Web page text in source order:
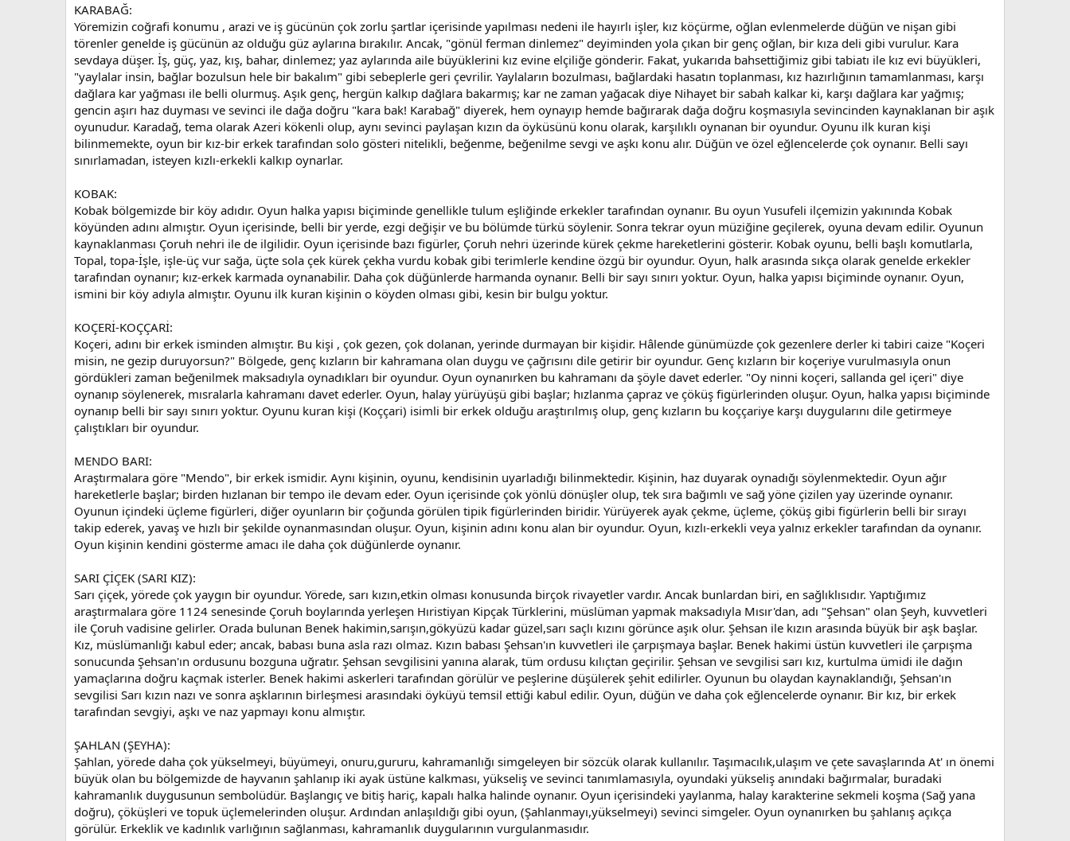
KARABAĞ:
Yöremizin coğrafi konumu , arazi ve iş gücünün çok zorlu şartlar içerisinde yapılması nedeni ile hayırlı işler, kız köçürme, oğlan evlenmelerde düğün ve nişan gibi
törenler genelde iş gücünün az olduğu güz aylarına bırakılır. Ancak, "gönül ferman dinlemez" deyiminden yola çıkan bir genç oğlan, bir kıza deli gibi vurulur. Kara
sevdaya düşer. İş, güç, yaz, kış, bahar, dinlemez; yaz aylarında aile büyüklerini kız evine elçiliğe gönderir. Fakat, yukarıda bahsettiğimiz gibi tabiatı ile kız evi büyükleri,
"yaylalar insin, bağlar bozulsun hele bir bakalım" gibi sebeplerle geri çevrilir. Yaylaların bozulması, bağlardaki hasatın toplanması, kız hazırlığının tamamlanması, karşı
dağlara kar yağması ile belli olurmuş. Aşık genç, hergün kalkıp dağlara bakarmış; kar ne zaman yağacak diye Nihayet bir sabah kalkar ki, karşı dağlara kar yağmış;
gencin aşırı haz duyması ve sevinci ile dağa doğru "kara bak! Karabağ" diyerek, hem oynayıp hemde bağırarak dağa doğru koşmasıyla sevincinden kaynaklanan bir aşık
oyunudur. Karadağ, tema olarak Azeri kökenli olup, aynı sevinci paylaşan kızın da öyküsünü konu olarak, karşılıklı oynanan bir oyundur. Oyunu ilk kuran kişi
bilinmemekte, oyun bir kız-bir erkek tarafından solo gösteri nitelikli, beğenme, beğenilme sevgi ve aşkı konu alır. Düğün ve özel eğlencelerde çok oynanır. Belli sayı
sınırlamadan, isteyen kızlı-erkekli kalkıp oynarlar.
KOBAK:
Kobak bölgemizde bir köy adıdır. Oyun halka yapısı biçiminde genellikle tulum eşliğinde erkekler tarafından oynanır. Bu oyun Yusufeli ilçemizin yakınında Kobak
köyünden adını almıştır. Oyun içerisinde, belli bir yerde, ezgi değişir ve bu bölümde türkü söylenir. Sonra tekrar oyun müziğine geçilerek, oyuna devam edilir. Oyunun
kaynaklanması Çoruh nehri ile de ilgilidir. Oyun içerisinde bazı figürler, Çoruh nehri üzerinde kürek çekme hareketlerini gösterir. Kobak oyunu, belli başlı komutlarla,
Topal, topa-İşle, işle-üç vur sağa, üçte sola çek kürek çekha vurdu kobak gibi terimlerle kendine özgü bir oyundur. Oyun, halk arasında sıkça olarak genelde erkekler
tarafından oynanır; kız-erkek karmada oynanabilir. Daha çok düğünlerde harmanda oynanır. Belli bir sayı sınırı yoktur. Oyun, halka yapısı biçiminde oynanır. Oyun,
ismini bir köy adıyla almıştır. Oyunu ilk kuran kişinin o köyden olması gibi, kesin bir bulgu yoktur.
KOÇERİ-KOÇÇARİ:
Koçeri, adını bir erkek isminden almıştır. Bu kişi , çok gezen, çok dolanan, yerinde durmayan bir kişidir. Hâlende günümüzde çok gezenlere derler ki tabiri caize "Koçeri
misin, ne gezip duruyorsun?" Bölgede, genç kızların bir kahramana olan duygu ve çağrısını dile getirir bir oyundur. Genç kızların bir koçeriye vurulmasıyla onun
gördükleri zaman beğenilmek maksadıyla oynadıkları bir oyundur. Oyun oynanırken bu kahramanı da şöyle davet ederler. "Oy ninni koçeri, sallanda gel içeri" diye
oynanıp söylenerek, mısralarla kahramanı davet ederler. Oyun, halay yürüyüşü gibi başlar; hızlanma çapraz ve çöküş figürlerinden oluşur. Oyun, halka yapısı biçiminde
oynanıp belli bir sayı sınırı yoktur. Oyunu kuran kişi (Koççari) isimli bir erkek olduğu araştırılmış olup, genç kızların bu koççariye karşı duygularını dile getirmeye
çalıştıkları bir oyundur.
MENDO BARI:
Araştırmalara göre "Mendo", bir erkek ismidir. Aynı kişinin, oyunu, kendisinin uyarladığı bilinmektedir. Kişinin, haz duyarak oynadığı söylenmektedir. Oyun ağır
hareketlerle başlar; birden hızlanan bir tempo ile devam eder. Oyun içerisinde çok yönlü dönüşler olup, tek sıra bağımlı ve sağ yöne çizilen yay üzerinde oynanır.
Oyunun içindeki üçleme figürleri, diğer oyunların bir çoğunda görülen tipik figürlerinden biridir. Yürüyerek ayak çekme, üçleme, çöküş gibi figürlerin belli bir sırayı
takip ederek, yavaş ve hızlı bir şekilde oynanmasından oluşur. Oyun, kişinin adını konu alan bir oyundur. Oyun, kızlı-erkekli veya yalnız erkekler tarafından da oynanır.
Oyun kişinin kendini gösterme amacı ile daha çok düğünlerde oynanır.
SARI ÇİÇEK (SARI KIZ):
Sarı çiçek, yörede çok yaygın bir oyundur. Yörede, sarı kızın,etkin olması konusunda birçok rivayetler vardır. Ancak bunlardan biri, en sağlıklısıdır. Yaptığımız
araştırmalara göre 1124 senesinde Çoruh boylarında yerleşen Hıristiyan Kipçak Türklerini, müslüman yapmak maksadıyla Mısır'dan, adı "Şehsan" olan Şeyh, kuvvetleri
ile Çoruh vadisine gelirler. Orada bulunan Benek hakimin,sarışın,gökyüzü kadar güzel,sarı saçlı kızını görünce aşık olur. Şehsan ile kızın arasında büyük bir aşk başlar.
Kız, müslümanlığı kabul eder; ancak, babası buna asla razı olmaz. Kızın babası Şehsan'ın kuvvetleri ile çarpışmaya başlar. Benek hakimi üstün kuvvetleri ile çarpışma
sonucunda Şehsan'ın ordusunu bozguna uğratır. Şehsan sevgilisini yanına alarak, tüm ordusu kılıçtan geçirilir. Şehsan ve sevgilisi sarı kız, kurtulma ümidi ile dağın
yamaçlarına doğru kaçmak isterler. Benek hakimi askerleri tarafından görülür ve peşlerine düşülerek şehit edilirler. Oyunun bu olaydan kaynaklandığı, Şehsan'ın
sevgilisi Sarı kızın nazı ve sonra aşklarının birleşmesi arasındaki öyküyü temsil ettiği kabul edilir. Oyun, düğün ve daha çok eğlencelerde oynanır. Bir kız, bir erkek
tarafından sevgiyi, aşkı ve naz yapmayı konu almıştır.
ŞAHLAN (ŞEYHA):
Şahlan, yörede daha çok yükselmeyi, büyümeyi, onuru,gururu, kahramanlığı simgeleyen bir sözcük olarak kullanılır. Taşımacılık,ulaşım ve çete savaşlarında At' ın önemi
büyük olan bu bölgemizde de hayvanın şahlanıp iki ayak üstüne kalkması, yükseliş ve sevinci tanımlamasıyla, oyundaki yükseliş anındaki bağırmalar, buradaki
kahramanlık duygusunun sembolüdür. Başlangıç ve bitiş hariç, kapalı halka halinde oynanır. Oyun içerisindeki yaylanma, halay karakterine sekmeli koşma (Sağ yana
doğru), çöküşleri ve topuk üçlemelerinden oluşur. Ardından anlaşıldığı gibi oyun, (Şahlanmayı,yükselmeyi) sevinci simgeler. Oyun oynanırken bu şahlanış açıkça
görülür. Erkeklik ve kadınlık varlığının sağlanması, kahramanlık duygularının vurgulanmasıdır.